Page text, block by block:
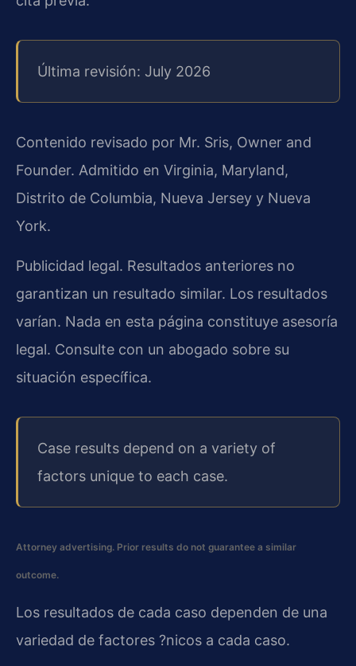
Última revisión: July 2026
Contenido revisado por Mr. Sris, Owner and
Founder. Admitido en Virginia, Maryland,
Distrito de Columbia, Nueva Jersey y Nueva
York.
Publicidad legal. Resultados anteriores no
garantizan un resultado similar. Los resultados
varían. Nada en esta página constituye asesoría
legal. Consulte con un abogado sobre su
situación específica.
Case results depend on a variety of
factors unique to each case.
Attorney advertising. Prior results do not guarantee a similar
outcome.
Los resultados de cada caso dependen de una
variedad de factores ?nicos a cada caso.